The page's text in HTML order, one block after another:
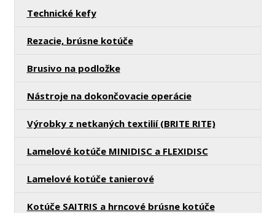
Technické kefy
Rezacie, brúsne kotúče
Brusivo na podložke
Nástroje na dokončovacie operácie
Výrobky z netkaných textilií (BRITE RITE)
Lamelové kotúče MINIDISC a FLEXIDISC
Lamelové kotúče tanierové
Kotúče SAITRIS a hrncové brúsne kotúče